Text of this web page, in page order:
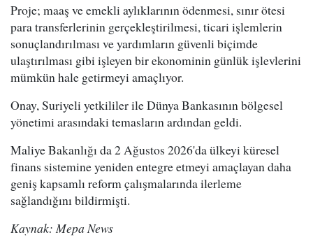
Proje; maaş ve emekli aylıklarının ödenmesi, sınır ötesi
para transferlerinin gerçekleştirilmesi, ticari işlemlerin
sonuçlandırılması ve yardımların güvenli biçimde
ulaştırılması gibi işleyen bir ekonominin günlük işlevlerini
mümkün hale getirmeyi amaçlıyor.
Onay, Suriyeli yetkililer ile Dünya Bankasının bölgesel
yönetimi arasındaki temasların ardından geldi.
Maliye Bakanlığı da 2 Ağustos 2026'da ülkeyi küresel
finans sistemine yeniden entegre etmeyi amaçlayan daha
geniş kapsamlı reform çalışmalarında ilerleme
sağlandığını bildirmişti.
Kaynak: Mepa News